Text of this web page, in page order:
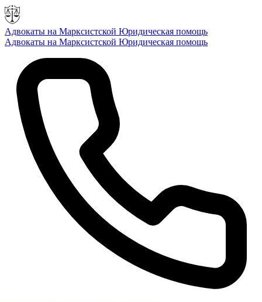
Адвокаты на Марксистской Юридическая помощь
Адвокаты на Марксистской Юридическая помощь